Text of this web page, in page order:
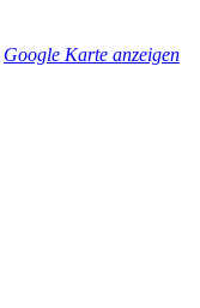
Google Karte anzeigen